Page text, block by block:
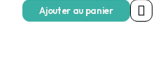
Ajouter au panier